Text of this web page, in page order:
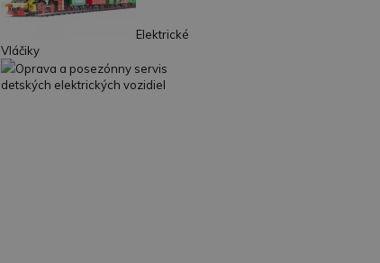
Elektrické
Vláčiky
Oprava a posezónny servis
detských elektrických vozidiel